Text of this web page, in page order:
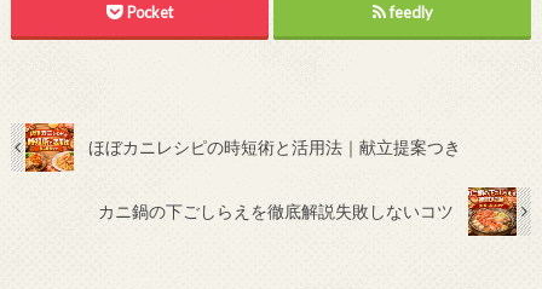
Pocket feedly
ほぼカニレシピの時短術と活用法｜献立提案つき
カニ鍋の下ごしらえを徹底解説失敗しないコツ